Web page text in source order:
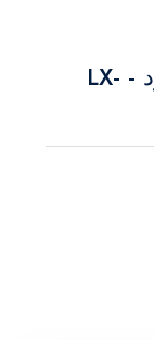
فرن كهربائي كومتيل 70 لتر اسود - LX-